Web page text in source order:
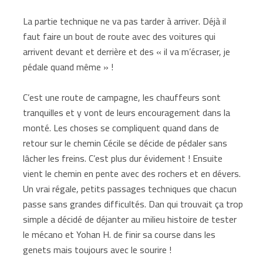
La partie technique ne va pas tarder à arriver. Déjà il
faut faire un bout de route avec des voitures qui
arrivent devant et derrière et des « il va m’écraser, je
pédale quand même » !
C’est une route de campagne, les chauffeurs sont
tranquilles et y vont de leurs encouragement dans la
monté. Les choses se compliquent quand dans de
retour sur le chemin Cécile se décide de pédaler sans
lâcher les freins. C’est plus dur évidement ! Ensuite
vient le chemin en pente avec des rochers et en dévers.
Un vrai régale, petits passages techniques que chacun
passe sans grandes difficultés. Dan qui trouvait ça trop
simple a décidé de déjanter au milieu histoire de tester
le mécano et Yohan H. de finir sa course dans les
genets mais toujours avec le sourire !